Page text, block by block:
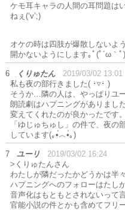
ケモ耳キャラの人間の耳問題は
ねぇ(‘v’;)
オケの時は四肢が爆散しないよ
開かないようにします｡ﾟ(ﾟ´ω｀ﾟ
6 くりゅたん
2019/03/02 13:01
私も夜の部行きました( ･̀▿･́ )
そうか…隣の人は、やっぱりユ
朗読劇はハプニングがありまし
変えてくれたのが良かったです。
「ゆじゅちゅし」の件で、夜
しています(｡•́︿•̀｡)
7 ユーリ
2019/03/02 16:24
>くりゅたんさん
わたしが隣だったかどうかは半
ハプニングへのフォローはたし
音声化はもともとされないって
官能小説の件とかも含めてフリ